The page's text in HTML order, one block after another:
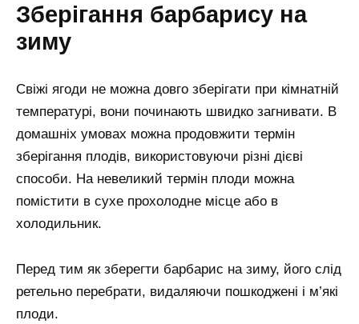
Зберігання барбарису на
зиму
Свіжі ягоди не можна довго зберігати при кімнатній
температурі, вони починають швидко загнивати. В
домашніх умовах можна продовжити термін
зберігання плодів, використовуючи різні дієві
способи. На невеликий термін плоди можна
помістити в сухе прохолодне місце або в
холодильник.
Перед тим як зберегти барбарис на зиму, його слід
ретельно перебрати, видаляючи пошкоджені і м’які
плоди.